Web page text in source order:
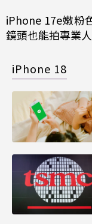
iPhone 17e嫩粉
鏡頭也能拍專業
iPhone 18